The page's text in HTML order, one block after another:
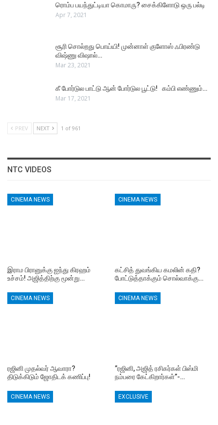
ரொம்ப பயந்துட்டியா கொமாரு? சைக்கிளோடு ஒரு பல்டி
Apr 7, 2021
சூரி சொல்றது பொய்யி! முன்னாள் குளோஸ் ஃபிரண்டு
விஷ்ணு விஷால்…
Mar 23, 2021
கீ போர்டுல பாட்டு ஆன் போர்டுல பூட்டு! கம்பி எண்ணும்…
Mar 17, 2021
PREV NEXT 1 of 961
NTC VIDEOS
CINEMA NEWS
இராம பிரானுக்கு ஐந்து கிரஹம்
உச்சம்! அஜித்திற்கு மூன்று…
CINEMA NEWS
கட்சித் துவங்கிய கமலின் கதி?
போட்டுத்தாக்கும் சொல்வாக்கு…
CINEMA NEWS
ரஜினி முதல்வர் ஆவாரா?
திடுக்கிடும் ஜோதிடக் கணிப்பு!
CINEMA NEWS
”ரஜினி, அஜித் ரசிகர்கள் பிஸ்மி
நம்பரை கேட்கிறார்கள்”-…
CINEMA NEWS EXCLUSIVE